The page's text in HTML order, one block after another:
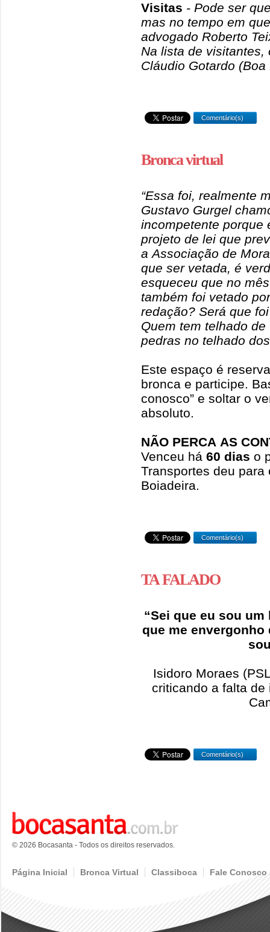
Visitas - Pode ser
mas no tempo em
advogado Roberto
Na lista de visitantes,
Cláudio Gotardo
Comentário(s)
Bronca virtual
“Essa foi, realmente
Gustavo Gurgel
incompetente porque
projeto de lei que
a Associação de
que ser vetada, é
esqueceu que no
também foi vetado
redação? Será que
Quem tem telhado
pedras no telhado
Este espaço é
bronca e participe.
conosco” e soltar o
absoluto.
NÃO PERCA AS
Venceu há 60 dias o
Transportes deu
Boiadeira.
Comentário(s)
TA FALADO
“Sei que eu sou
que me envergonho
Isidoro Moraes
criticando a falta de
Comentário(s)
© 2026 Bocasanta - Todos os direitos reservados.
Página Inicial Bronca Virtual Classiboca Fale Conosco